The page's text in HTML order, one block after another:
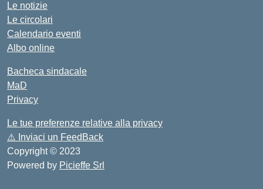
Le notizie
Le circolari
Calendario eventi
Albo online
Bacheca sindacale
MaD
Privacy
Le tue preferenze relative alla privacy
⚠️ Inviaci un FeedBack
Copyright © 2023
Powered by Picieffe Srl